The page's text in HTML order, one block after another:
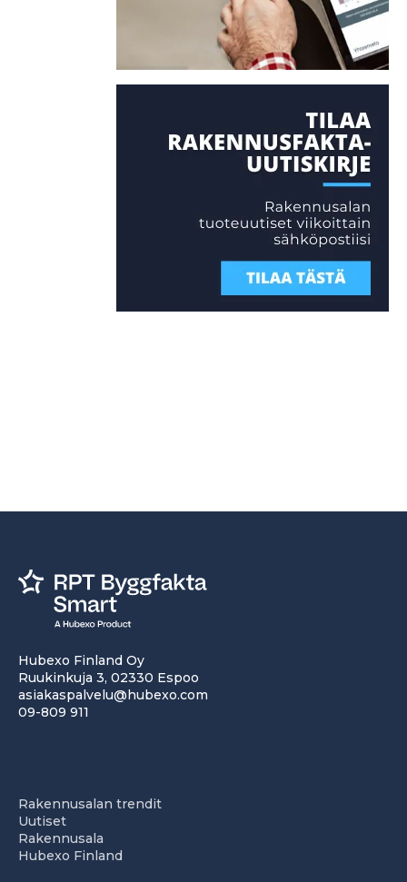
Hubexo Finland Oy
Ruukinkuja 3, 02330 Espoo
asiakaspalvelu@hubexo.com
09-809 911
Rakennusalan trendit
Uutiset
Rakennusala
Hubexo Finland